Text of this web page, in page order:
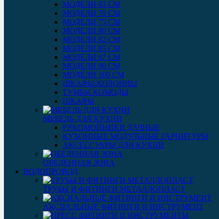
МОДЕЛИ 65 СМ
МОДЕЛИ 70 СМ
МОДЕЛИ 75 СМ
МОДЕЛИ 80 СМ
МОДЕЛИ 82 СМ
МОДЕЛИ 85 СМ
МОДЕЛИ 87 СМ
МОДЕЛИ 90 СМ
МОДЕЛИ 100 СМ
ШКАФЫ-КОЛОННЫ
ТУМБЫ КОМОДЫ
ШКАФЫ
МЕБЕЛЬ ДЛЯ КУХНИ
РУКОМОЙНИКИ ДАЧНЫЕ
КУХОННЫЕ МОДУЛЬНЫЕ ГАРНИТУРЫ
АКСЕССУАРЫ ДЛЯ КУХНИ
ОБЕДЕННАЯ ЗОНА
ВОДОПРОВОД
ТРУБЫ И ФИТИНГИ МЕТАЛЛОПЛАСТ
АКСИАЛЬНЫЕ ФИТИНГИ И ИНСТРУМЕНТ